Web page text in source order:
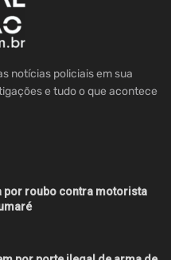
notícias policiais em sua
e tudo o que acontece
por roubo contra motorista